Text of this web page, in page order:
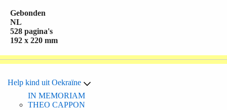
Gebonden
NL
528 pagina's
192 x 220 mm
Help kind uit Oekraïne
IN MEMORIAM
THEO CAPPON